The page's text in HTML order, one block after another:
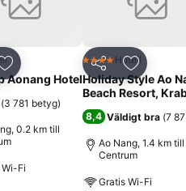
Lägg till i Mina Favoriter
Aonang Hotel
(3 781 betyg)
0.2 km till
Fi
Dela Lägg till
4 StjärnorHotell
Holiday Style Ao
Beach Resort,
8,4 Väldigt bra (7
Ao Nang, 1.4 km till
Centrum
Gratis Wi-Fi